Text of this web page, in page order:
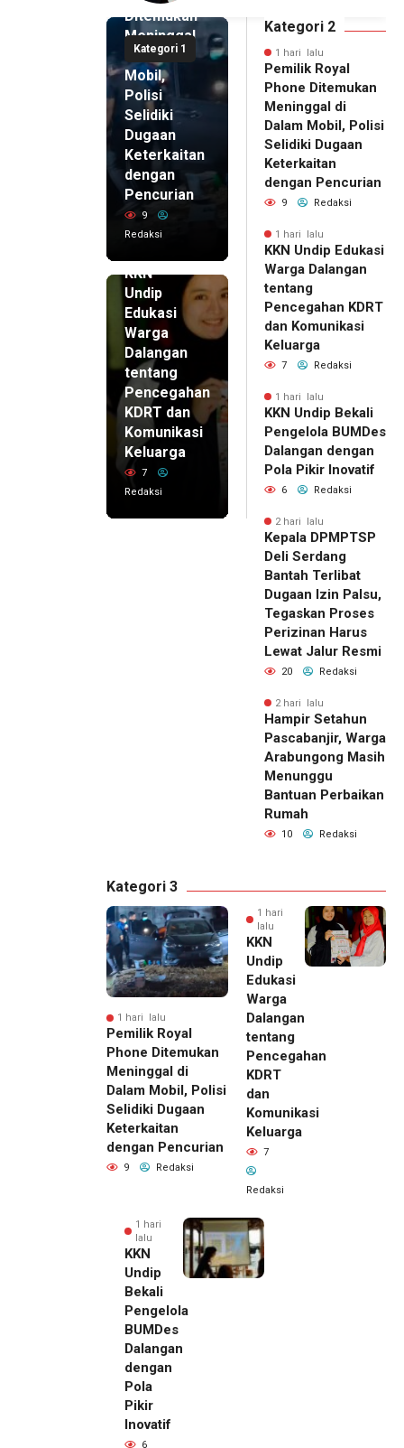
Kategori 1
Ditemukan
Meninggal
di Dalam
Mobil,
Polisi
Selidiki
Dugaan
Keterkaitan
dengan
Pencurian
9
Redaksi
KKN
Undip
Edukasi
Warga
Dalangan
tentang
Pencegahan
KDRT dan
Komunikasi
Keluarga
7
Redaksi
Kategori 2
1 hari lalu
Pemilik Royal
Phone Ditemukan
Meninggal di
Dalam Mobil, Polisi
Selidiki Dugaan
Keterkaitan
dengan Pencurian
9 Redaksi
1 hari lalu
KKN Undip Edukasi
Warga Dalangan
tentang
Pencegahan KDRT
dan Komunikasi
Keluarga
7 Redaksi
1 hari lalu
KKN Undip Bekali
Pengelola BUMDes
Dalangan dengan
Pola Pikir Inovatif
6 Redaksi
2 hari lalu
Kepala DPMPTSP
Deli Serdang
Bantah Terlibat
Dugaan Izin Palsu,
Tegaskan Proses
Perizinan Harus
Lewat Jalur Resmi
20 Redaksi
2 hari lalu
Hampir Setahun
Pascabanjir, Warga
Arabungong Masih
Menunggu
Bantuan Perbaikan
Rumah
10 Redaksi
Kategori 3
1 hari lalu
Pemilik Royal
Phone Ditemukan
Meninggal di
Dalam Mobil, Polisi
Selidiki Dugaan
Keterkaitan
dengan Pencurian
9 Redaksi
1 hari
lalu
KKN
Undip
Edukasi
Warga
Dalangan
tentang
Pencegahan
KDRT
dan
Komunikasi
Keluarga
7
Redaksi
1 hari
lalu
KKN
Undip
Bekali
Pengelola
BUMDes
Dalangan
dengan
Pola
Pikir
Inovatif
6
1 hari lalu